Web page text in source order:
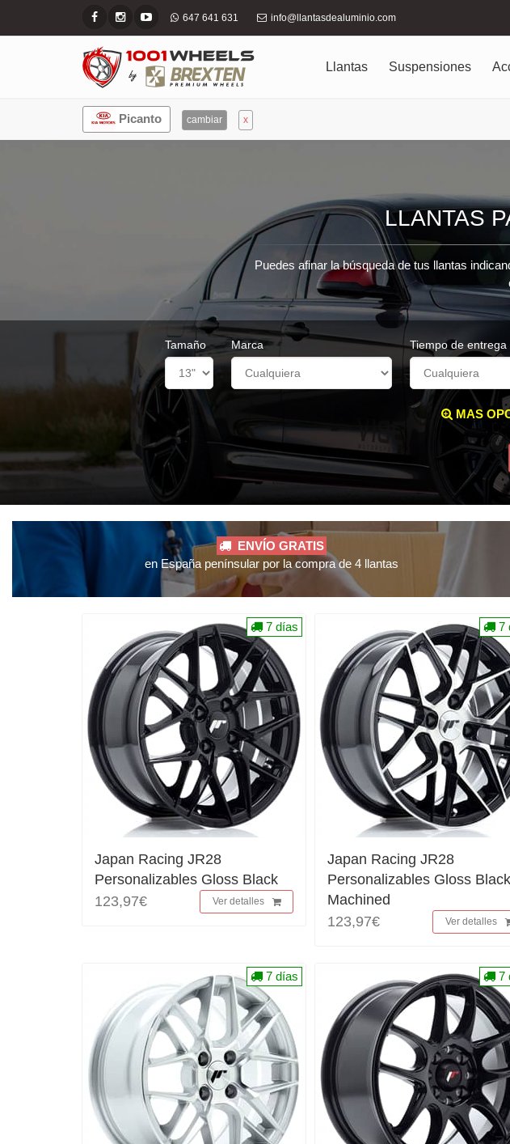
647 641 631 info@llantasdealuminio.com
Llantas Suspensiones
Picanto cambiar x
LLANTAS
Puedes afinar la búsqueda de tus llantas
Tamaño Marca Tiempo de entrega
MAS
ENVÍO GRATIS
en España penínsular por la compra de 4 llantas
Japan Racing JR28
Personalizables Gloss Black
123,97€
Ver detalles
7 días
Japan Racing JR28
Personalizables Gloss Black
Machined
123,97€
Ver detalles
7
7 días 7